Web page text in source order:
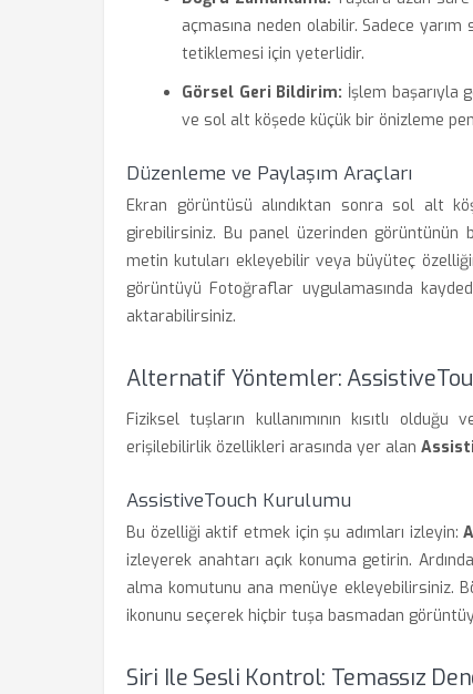
açmasına neden olabilir. Sadece
tetiklemesi için yeterlidir.
Görsel Geri Bildirim: İşlem başarıyla
ve sol alt köşede küçük bir önizleme
Düzenleme ve Paylaşım Araçları
Ekran görüntüsü alındıktan sonra sol alt
girebilirsiniz. Bu panel üzerinden görüntünün
metin kutuları ekleyebilir veya büyüteç
görüntüyü Fotoğraflar uygulamasında
aktarabilirsiniz.
Alternatif Yöntemler:
Fiziksel tuşların kullanımının kısıtlı
erişilebilirlik özellikleri arasında yer alan
AssistiveTouch Kurulumu
Bu özelliği aktif etmek için şu adımları izleyin:
izleyerek anahtarı açık konuma getirin.
alma komutunu ana menüye ekleyebilirsiniz.
ikonunu seçerek hiçbir tuşa basmadan
Siri Ile Sesli Kontrol: Temassız